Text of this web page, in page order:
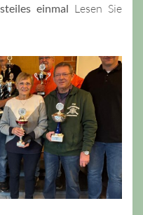
einmal Lesen Sie